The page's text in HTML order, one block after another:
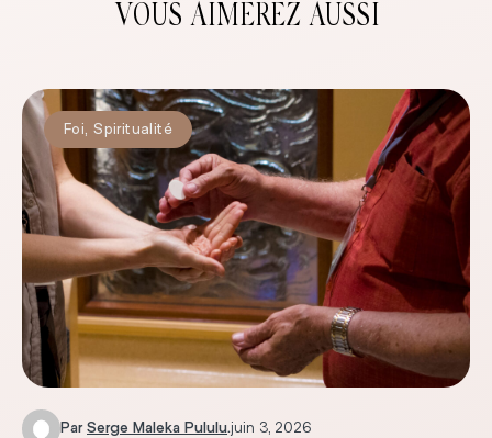
VOUS AIMEREZ AUSSI
Foi,Spiritualité
Par Serge Maleka Pululu.juin 3, 2026